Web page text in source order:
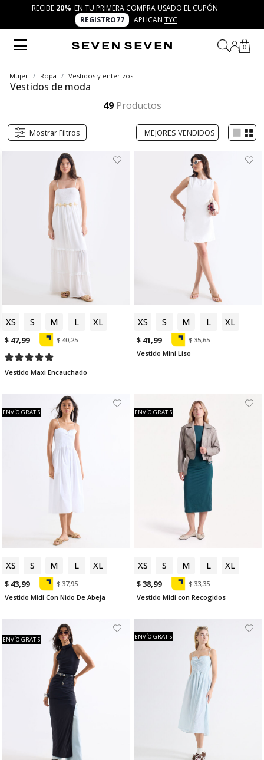
RECIBE 20% EN TU PRIMERA COMPRA USADO EL CUPÓN
REGISTRO77
APLICAN TYC
0
Mujer Ropa Vestidos y enterizos
Vestidos de moda
49Productos
Mostrar Filtros
XS S M L XL
$ 47,99 $ 40,25
Vestido Maxi Encauchado
XS S M L XL
$ 41,99
$ 35,65
Vestido Mini Liso
XS S M L XL
ENVÍO GRATIS
$ 43,99
$ 37,95
Vestido Midi Con Nido De Abeja
XS S M L XL
ENVÍO GRATIS
$ 38,99
$ 33,35
Vestido Midi con Recogidos
ENVÍO GRATIS ENVÍO GRATIS